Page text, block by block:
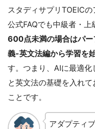
スタディサプリTOEICの
公式FAQでも中級者・上
600点未満の場合はパー
義-英文法編から学習を
す。つまり、AIに最適
と英文法の基礎を入れ
ことです。
アダプティ